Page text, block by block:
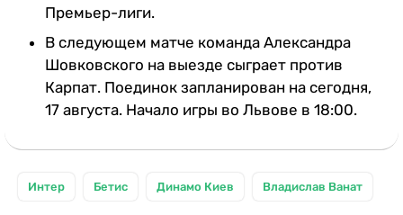
Премьер-лиги.
В следующем матче команда Александра
Шовковского на выезде сыграет против
Карпат. Поединок запланирован на сегодня,
17 августа. Начало игры во Львове в 18:00.
Интер Бетис Динамо Киев Владислав Ванат